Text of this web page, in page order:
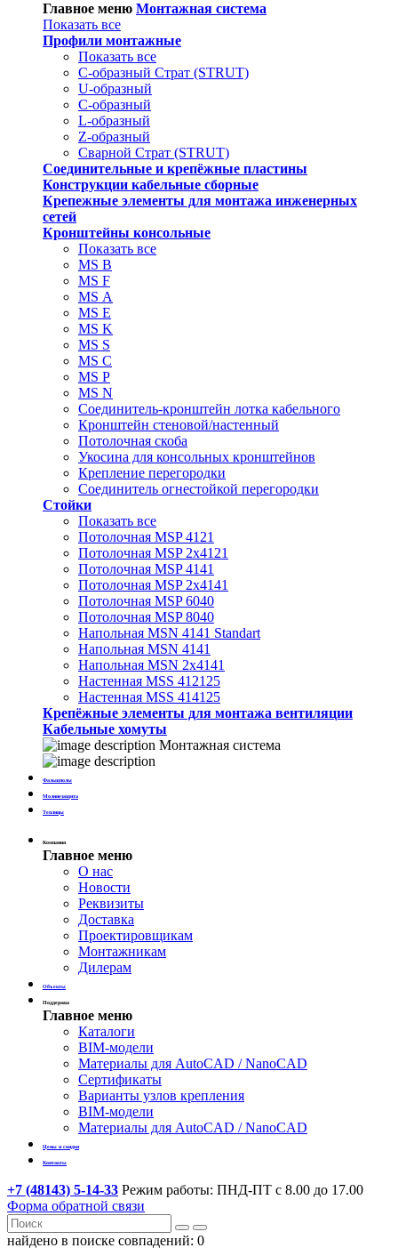
Главное меню Монтажная система
Показать все
Профили монтажные
Показать все
С-образный Страт (STRUT)
U-образный
С-образный
L-образный
Z-образный
Сварной Страт (STRUT)
Соединительные и крепёжные пластины
Конструкции кабельные сборные
Крепежные элементы для монтажа инженерных
сетей
Кронштейны консольные
Показать все
MS В
MS F
MS А
MS Е
MS K
MS S
MS C
MS P
MS N
Соединитель-кронштейн лотка кабельного
Кронштейн стеновой/настенный
Потолочная скоба
Укосина для консольных кронштейнов
Крепление перегородки
Соединитель огнестойкой перегородки
Стойки
Показать все
Потолочная MSP 4121
Потолочная MSP 2х4121
Потолочная MSP 4141
Потолочная MSP 2х4141
Потолочная MSP 6040
Потолочная MSP 8040
Напольная MSN 4141 Standart
Напольная MSN 4141
Напольная MSN 2х4141
Настенная MSS 412125
Настенная MSS 414125
Крепёжные элементы для монтажа вентиляции
Кабельные хомуты
Монтажная система
Фальшполы
Молниезащита
Теплицы
Компания
Главное меню
О нас
Новости
Реквизиты
Доставка
Проектировщикам
Монтажникам
Дилерам
Объекты
Поддержка
Главное меню
Каталоги
BIM-модели
Материалы для AutoCAD / NanoCAD
Сертификаты
Варианты узлов крепления
BIM-модели
Материалы для AutoCAD / NanoCAD
Цены и скидки
Контакты
+7 (48143) 5-14-33 Режим работы: ПНД-ПТ с 8.00 до 17.00
Форма обратной связи
найдено в поиске совпадений: 0